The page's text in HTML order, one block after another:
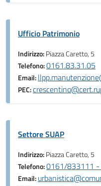
Ufficio Patrimonio
Indirizzo:Piazza Caretto, 5
Telefono:0161.83.31.05
Email:
PEC:
Settore SUAP
Indirizzo:Piazza Caretto, 5
Telefono:0161/833111
Email: